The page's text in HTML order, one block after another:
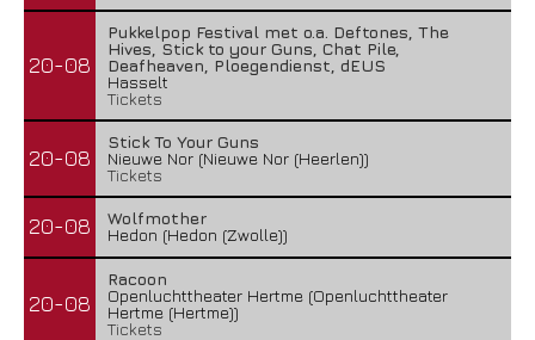
20-08
Pukkelpop Festival met o.a. Deftones, The
Hives, Stick to your Guns, Chat Pile,
Deafheaven, Ploegendienst, dEUS
Hasselt
Tickets
20-08
Stick To Your Guns
Nieuwe Nor (Nieuwe Nor (Heerlen))
Tickets
20-08
Wolfmother
Hedon (Hedon (Zwolle))
20-08
Racoon
Openluchttheater Hertme (Openluchttheater
Hertme (Hertme))
Tickets